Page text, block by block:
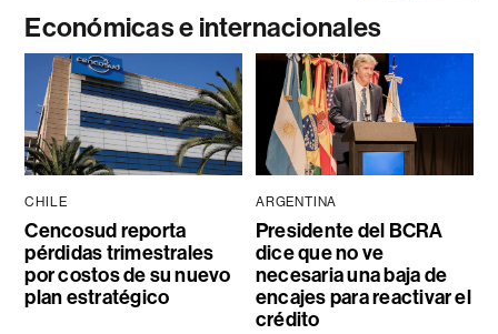
Económicas e internacionales
CHILE
Cencosud reporta
pérdidas trimestrales
por costos de su nuevo
plan estratégico
ARGENTINA
Presidente del BCRA
dice que no ve
necesaria una baja de
encajes para reactivar el
crédito